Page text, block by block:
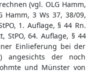
(vgl. OLG Hamm,
Hamm, 3 Ws 37, 38/09,
1. Auflage, § 44 Rn.
StPO, 64. Auflage, § 44
Einlieferung bei der
angesichts der noch
und Münster von